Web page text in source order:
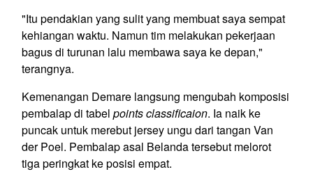
"Itu pendakian yang sulit yang membuat saya sempat
kehiangan waktu. Namun tim melakukan pekerjaan
bagus di turunan lalu membawa saya ke depan,"
terangnya.
Kemenangan Demare langsung mengubah komposisi
pembalap di tabel points classificaion. Ia naik ke
puncak untuk merebut jersey ungu dari tangan Van
der Poel. Pembalap asal Belanda tersebut melorot
tiga peringkat ke posisi empat.